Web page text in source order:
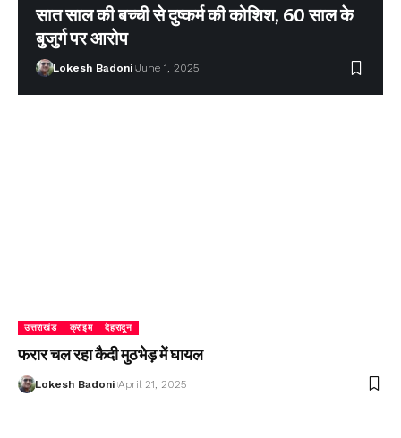
सात साल की बच्ची से दुष्कर्म की कोशिश, 60 साल के
बुजुर्ग पर आरोप
Lokesh Badoni June 1, 2025
उत्तराखंड क्राइम देहरादून
फरार चल रहा कैदी मुठभेड़ में घायल
Lokesh Badoni April 21, 2025